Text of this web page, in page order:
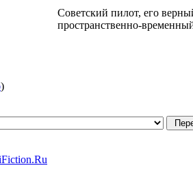
Советский пилот, его
пространственно-
)